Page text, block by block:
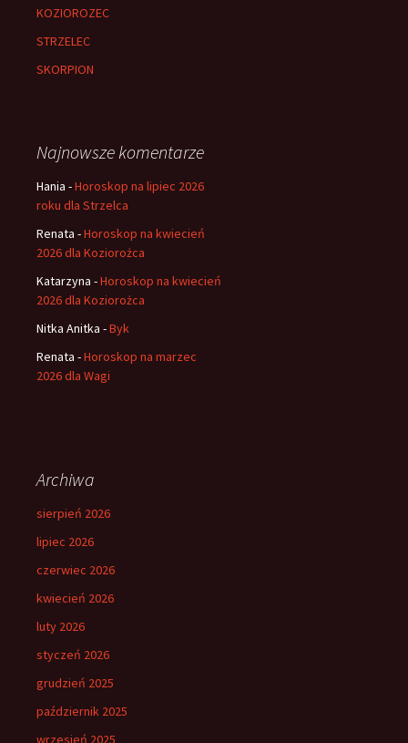
KOZIOROZEC
STRZELEC
SKORPION
Najnowsze komentarze
Hania -Horoskop na lipiec 2026
roku dla Strzelca
Renata -Horoskop na kwiecień
2026 dla Koziorożca
Katarzyna -Horoskop na kwiecień
2026 dla Koziorożca
Nitka Anitka -Byk
Renata -Horoskop na marzec
2026 dla Wagi
Archiwa
sierpień 2026
lipiec 2026
czerwiec 2026
kwiecień 2026
luty 2026
styczeń 2026
grudzień 2025
październik 2025
wrzesień 2025